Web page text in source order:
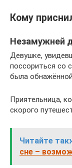
Кому
Незамужней
Девушке,
поссориться со
была
Приятельница,
скорого
Читайте
сне –